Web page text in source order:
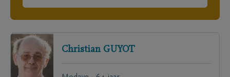
Christian GUYOT